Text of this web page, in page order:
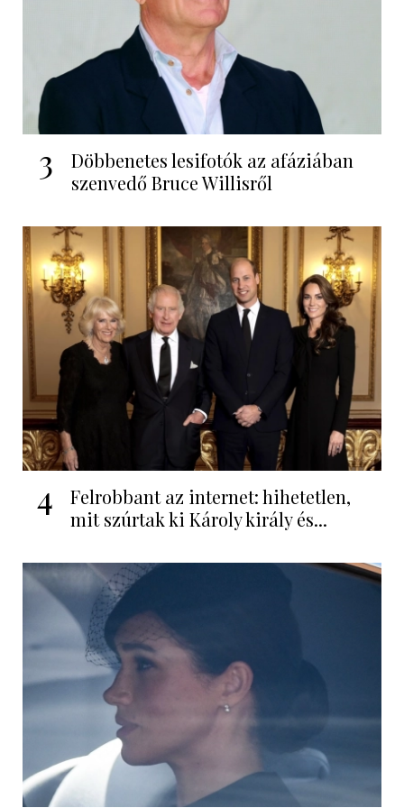
3
Döbbenetes lesifotók az afáziában
szenvedő Bruce Willisről
4
Felrobbant az internet: hihetetlen,
mit szúrtak ki Károly király és...